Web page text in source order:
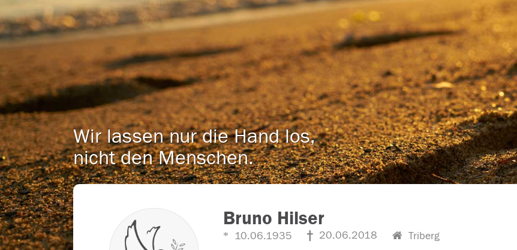
Wir lassen nur die Hand los,
nicht den Menschen.
Bruno Hilser
10.06.1935 20.06.2018 Triberg